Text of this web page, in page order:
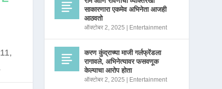
साकारणारा एकमेव अभिनेता आजही
आठवतो
ऑक्टोबर 2, 2025 Entertainment
करण कुंद्राच्या माजी गर्लफ्रेंडला
रागावले, अभिनेत्यावर फसवणूक
केल्याचा आरोप होता
ऑक्टोबर 2, 2025 Entertainment